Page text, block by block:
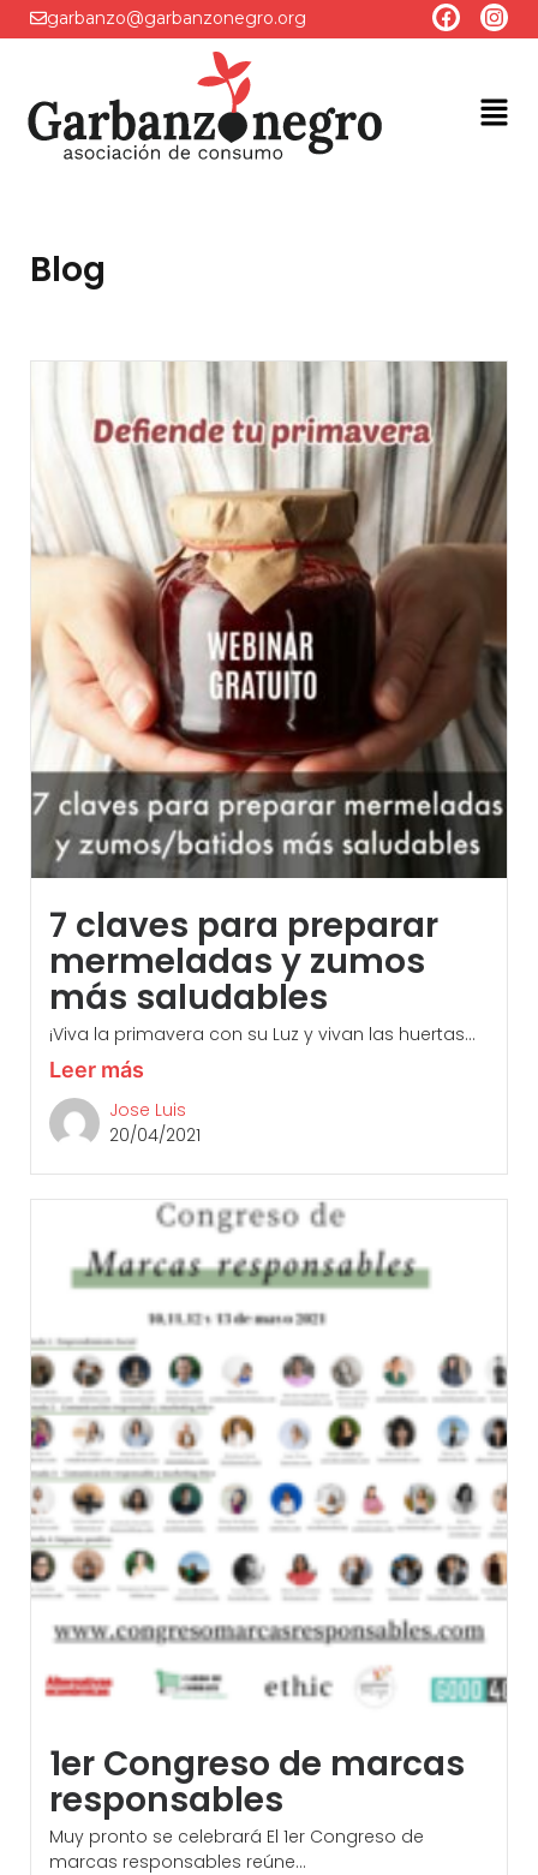
garbanzo@garbanzonegro.org
Blog
7 claves para preparar
mermeladas y zumos
más saludables
¡Viva la primavera con su Luz y vivan las huertas...
Leer más
Jose Luis
20/04/2021
1er Congreso de marcas
responsables
Muy pronto se celebrará El 1er Congreso de
marcas responsables reúne...